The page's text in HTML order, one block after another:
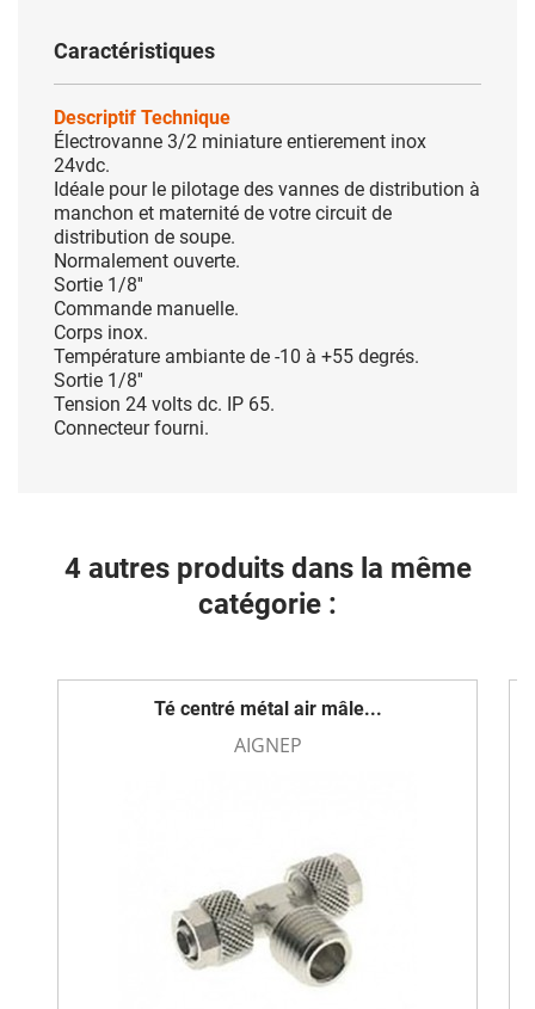
Caractéristiques
Descriptif Technique
Électrovanne 3/2 miniature entierement inox
24vdc.
Idéale pour le pilotage des vannes de distribution à
manchon et maternité de votre circuit de
distribution de soupe.
Normalement ouverte.
Sortie 1/8''
Commande manuelle.
Corps inox.
Température ambiante de -10 à +55 degrés.
Sortie 1/8''
Tension 24 volts dc. IP 65.
Connecteur fourni.
4 autres produits dans la même
catégorie :
Té centré métal air mâle...
AIGNEP